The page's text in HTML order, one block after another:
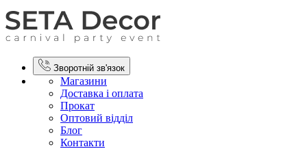
Зворотній зв'язок
Магазини
Доставка і оплата
Прокат
Оптовий відділ
Блог
Контакти